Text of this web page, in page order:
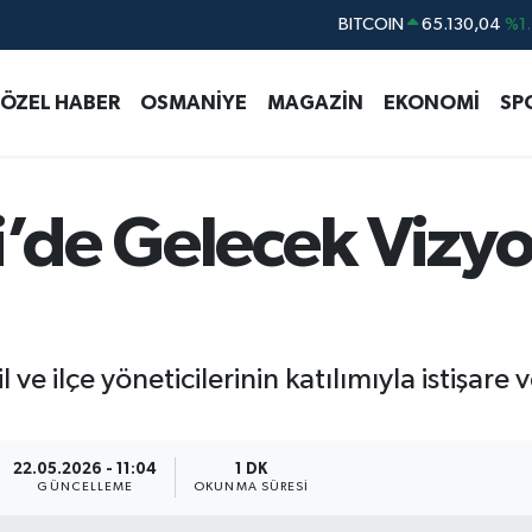
DOLAR 47,7106
STERLİN 64,4046
BITCOIN 65.130,04
ÖZEL HABER OSMANİYE MAGAZİN EKONOMİ
Gelecek
ve ilçe yöneticilerinin katılımıyla istişare
22.05.2026 - 11:04
GÜNCELLEME
1 DK
OKUNMA SÜRESI